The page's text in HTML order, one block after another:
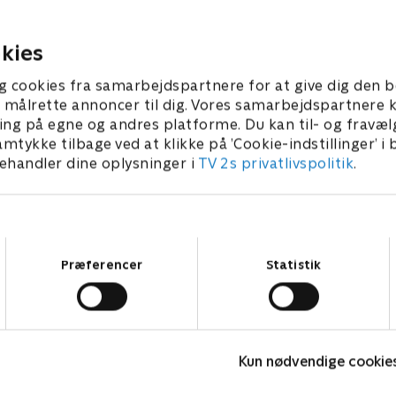
cookies fra samarbejdspartnere for at give dig den
annoncer til dig. Vores samarbejdspartnere
på egne og andres platforme. Du kan til- og
tilbage ved at klikke på ’Cookie-indstillinger’ i
dine oplysninger i TV 2s privatlivspolitik.
Præferencer Statistik
Kun nødvendige
hedder Brian Lykke
Heick.
Grünewald, men har de
og antikviteter?
Hvem vil være millionær? Classic